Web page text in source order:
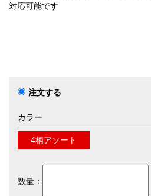
対応可能です
注文する
カラー
4柄アソート
数量：